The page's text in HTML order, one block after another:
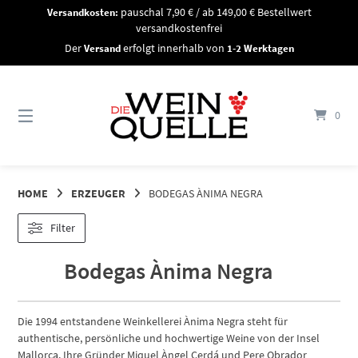
Versandkosten: pauschal 7,90 € / ab 149,00 € Bestellwert
versandkostenfrei
DerVersanderfolgt innerhalb von 1-2 Werktagen
0
HOME ERZEUGER BODEGAS ÀNIMA NEGRA
Bodegas Ànima Negra
Die 1994 entstandene Weinkellerei Ànima Negra steht für
authentische, persönliche und hochwertige Weine von der Insel
Mallorca. Ihre Gründer Miquel Àngel Cerdá und Pere Obrador
Filter